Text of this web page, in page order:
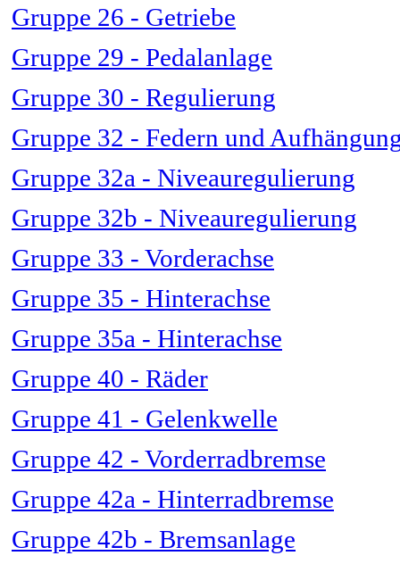
Gruppe 26 - Getriebe
Gruppe 29 - Pedalanlage
Gruppe 30 - Regulierung
Gruppe 32 - Federn und
Gruppe 32a - Niveauregulierung
Gruppe 32b - Niveauregulierung
Gruppe 33 - Vorderachse
Gruppe 35 - Hinterachse
Gruppe 35a - Hinterachse
Gruppe 40 - Räder
Gruppe 41 - Gelenkwelle
Gruppe 42 - Vorderradbremse
Gruppe 42a - Hinterradbremse
Gruppe 42b - Bremsanlage